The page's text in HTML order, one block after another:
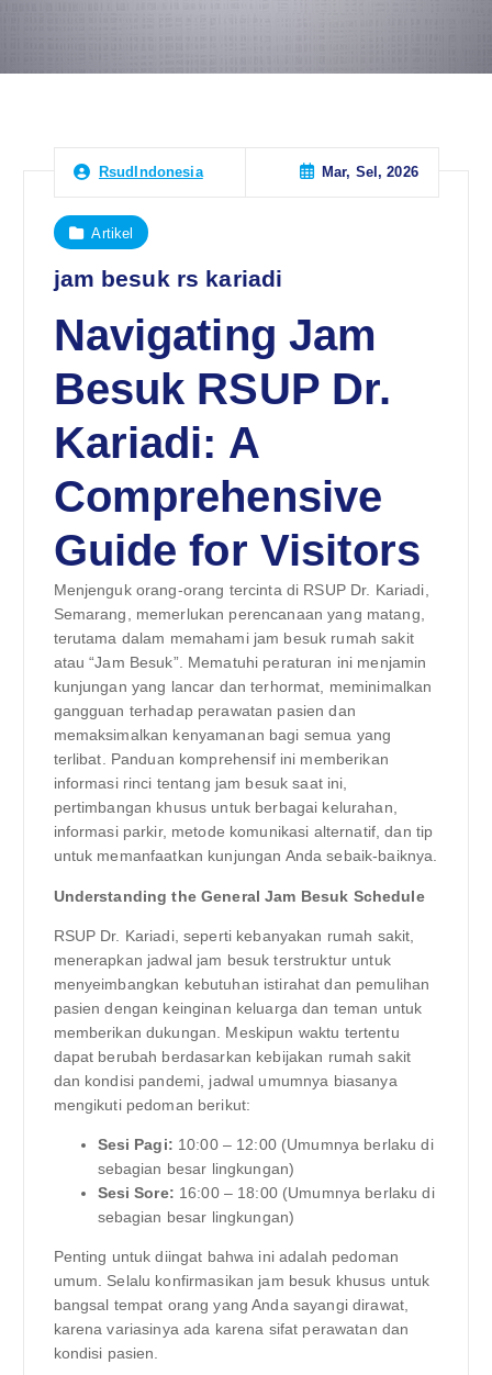
RsudIndonesia Mar, Sel, 2026
Artikel
jam besuk rs kariadi
Navigating Jam
Besuk RSUP Dr.
Kariadi: A
Comprehensive
Guide for Visitors
Menjenguk orang-orang tercinta di RSUP Dr. Kariadi,
Semarang, memerlukan perencanaan yang matang,
terutama dalam memahami jam besuk rumah sakit
atau “Jam Besuk”. Mematuhi peraturan ini menjamin
kunjungan yang lancar dan terhormat, meminimalkan
gangguan terhadap perawatan pasien dan
memaksimalkan kenyamanan bagi semua yang
terlibat. Panduan komprehensif ini memberikan
informasi rinci tentang jam besuk saat ini,
pertimbangan khusus untuk berbagai kelurahan,
informasi parkir, metode komunikasi alternatif, dan tip
untuk memanfaatkan kunjungan Anda sebaik-baiknya.
Understanding the General Jam Besuk Schedule
RSUP Dr. Kariadi, seperti kebanyakan rumah sakit,
menerapkan jadwal jam besuk terstruktur untuk
menyeimbangkan kebutuhan istirahat dan pemulihan
pasien dengan keinginan keluarga dan teman untuk
memberikan dukungan. Meskipun waktu tertentu
dapat berubah berdasarkan kebijakan rumah sakit
dan kondisi pandemi, jadwal umumnya biasanya
mengikuti pedoman berikut:
Sesi Pagi: 10:00 – 12:00 (Umumnya berlaku di
sebagian besar lingkungan)
Sesi Sore: 16:00 – 18:00 (Umumnya berlaku di
sebagian besar lingkungan)
Penting untuk diingat bahwa ini adalah pedoman
umum. Selalu konfirmasikan jam besuk khusus untuk
bangsal tempat orang yang Anda sayangi dirawat,
karena variasinya ada karena sifat perawatan dan
kondisi pasien.